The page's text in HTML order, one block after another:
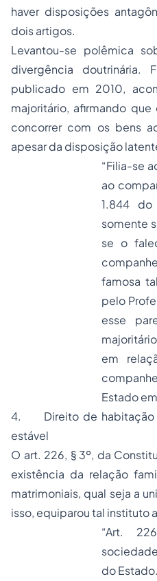
haver disposições
dois artigos.
Levantou-se polêmica
divergência doutrinária.
publicado em 2010,
majoritário, afirmando
concorrer com os bens
apesar da disposição
“Filia-se
ao
1.844
somente
se o
famosa
pelo
esse
em
Estado
4. Direito de habitação
estável
O art. 226, § 3º, da
existência da relação
matrimoniais, qual seja a
isso, equiparou tal instituto
“Art.
do